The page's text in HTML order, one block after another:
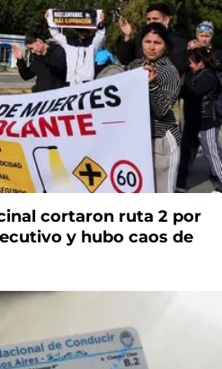
cortaron ruta 2 por
y hubo caos de